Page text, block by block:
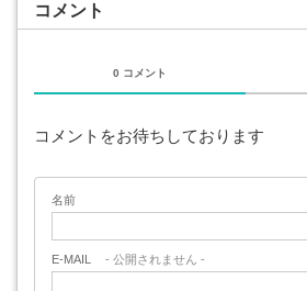
コメント
0 コメント
コメントをお待ちしております
名前
E-MAIL - 公開されません -